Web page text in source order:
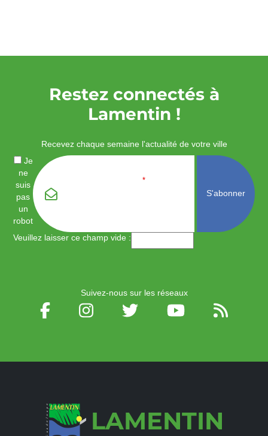
LAMENTIN
Restez connectés à
Lamentin !
Recevez chaque semaine l'actualité de votre ville
Je
ne
suis
pas
un
robot
*
Veuillez laisser ce champ vide :
Suivez-nous sur les réseaux